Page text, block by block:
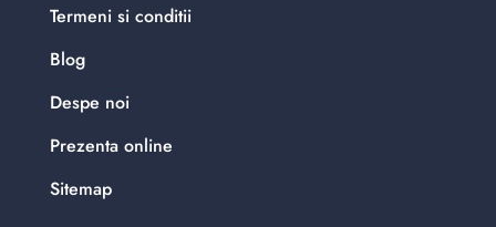
Termeni si conditii
Blog
Despe noi
Prezenta online
Sitemap